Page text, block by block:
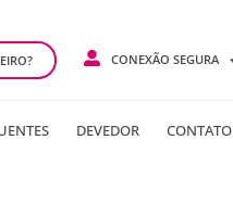
CONEXÃO SEGURA
DEVEDOR CONTATO